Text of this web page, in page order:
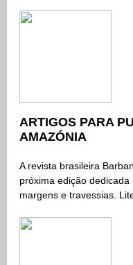
ARTIGOS PARA
AMAZÓNIA
A revista brasileira
próxima edição
margens e travessias.